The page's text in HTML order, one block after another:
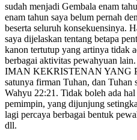
sudah menjadi Gembala enam
enam tahun saya belum pernah
beserta seluruh konsekuensinya.
saya dijelaskan tentang betapa
kanon tertutup yang artinya tidak
berbagai aktivitas pewahyuan
IMAN KEKRISTENAN YANG
satunya firman Tuhan, dan Tuhan
Wahyu 22:21. Tidak boleh ada
pemimpin, yang dijunjung
lagi percaya berbagai bentuk
dll.